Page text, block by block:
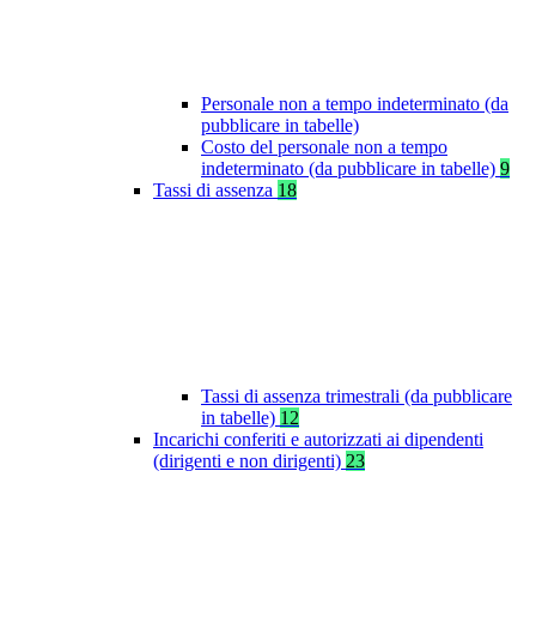
Personale non a tempo indeterminato (da
pubblicare in tabelle)
Costo del personale non a tempo
indeterminato (da pubblicare in tabelle) 9
Tassi di assenza 18
Tassi di assenza trimestrali (da pubblicare
in tabelle) 12
Incarichi conferiti e autorizzati ai dipendenti
(dirigenti e non dirigenti) 23